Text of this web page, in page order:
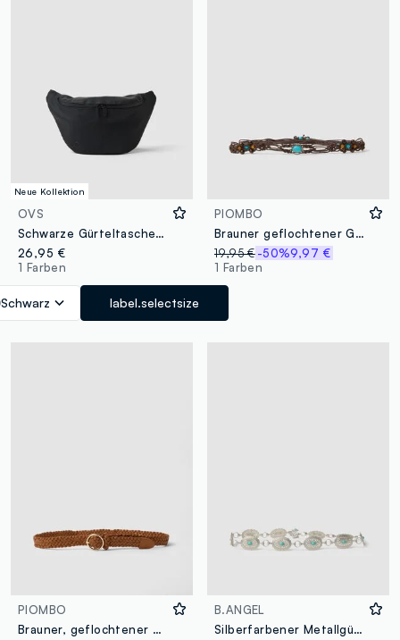
Neue Kollektion
OVS
Schwarze Gürteltasche mit verstellbarem Riemen und Reissverschluss
26,95 €
1 Farben
Schwarz label.selectsize
PIOMBO
Brauner geflochtener Gürtel mit Perlen und Ziersteinen
19,95 € -50%9,97 €
1 Farben
PIOMBO
Brauner, geflochtener Gürtel aus reinem Ziegenleder
B.ANGEL
Silberfarbener Metallgürtel mit Türkissteinen